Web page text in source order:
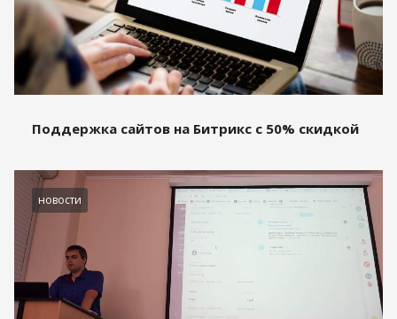
Поддержка сайтов на Битрикс с 50% скидкой
новости